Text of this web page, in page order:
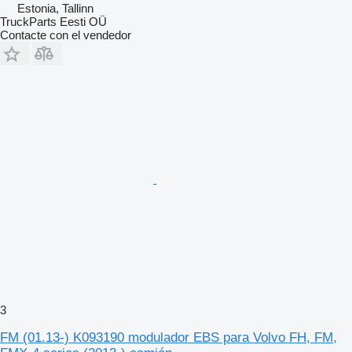
Estonia, Tallinn
TruckParts Eesti OÜ
Contacte con el vendedor
3
FM (01.13-) K093190 modulador EBS para Volvo FH, FM,